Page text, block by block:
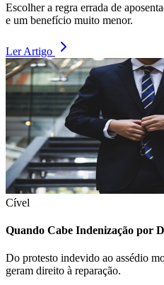
Escolher a regra errada de
e um benefício muito menor.
Ler Artigo
Cível
Quando Cabe Indenização por
Do protesto indevido ao assédio
geram direito à reparação.